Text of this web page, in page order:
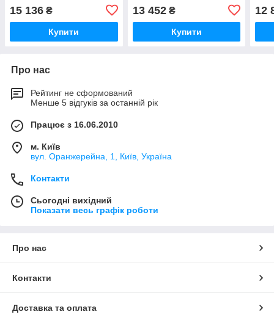
15 136 ₴
Купити
13 452₴
Купити
12
Про нас
Рейтинг не сформований
Менше 5 відгуків за останній рік
Працює з 16.06.2010
м. Київ
вул. Оранжерейна, 1, Київ, Україна
Контакти
Сьогодні вихідний
Показати весь графік роботи
Про нас
Контакти
Доставка та оплата